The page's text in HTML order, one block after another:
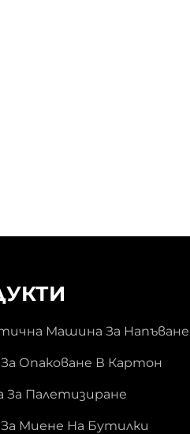
Машина За Напъване
Опаковане В Картон
За Палетизиране
Миене На Бутилки